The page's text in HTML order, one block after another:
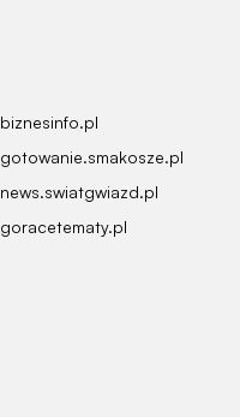
biznesinfo.pl
gotowanie.smakosze.pl
news.swiatgwiazd.pl
goracetematy.pl